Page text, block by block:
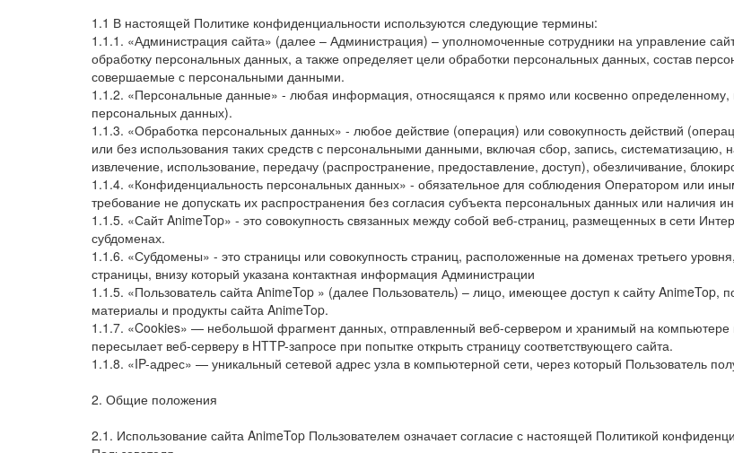
1.1 В настоящей Политике конфиденциальности используются следующие термины:
1.1.1. «Администрация сайта» (далее – Администрация) – уполномоченные сотрудники на управление
обработку персональных данных, а также определяет цели обработки персональных данных, состав
совершаемые с персональными данными.
1.1.2. «Персональные данные» - любая информация, относящаяся к прямо или косвенно
персональных данных).
1.1.3. «Обработка персональных данных» - любое действие (операция) или совокупность действий
или без использования таких средств с персональными данными, включая сбор, запись,
извлечение, использование, передачу (распространение, предоставление, доступ), обезличивание,
1.1.4. «Конфиденциальность персональных данных» - обязательное для соблюдения Оператором или
требование не допускать их распространения без согласия субъекта персональных данных или наличия
1.1.5. «Сайт AnimeTop» - это совокупность связанных между собой веб-страниц, размещенных в сети
субдоменах.
1.1.6. «Субдомены» - это страницы или совокупность страниц, расположенные на доменах третьего
страницы, внизу который указана контактная информация Администрации
1.1.5. «Пользователь сайта AnimeTop » (далее Пользователь) – лицо, имеющее доступ к сайту
материалы и продукты сайта AnimeTop.
1.1.7. «Cookies» — небольшой фрагмент данных, отправленный веб-сервером и хранимый на компьютере
пересылает веб-серверу в HTTP-запросе при попытке открыть страницу соответствующего сайта.
1.1.8. «IP-адрес» — уникальный сетевой адрес узла в компьютерной сети, через который Пользователь
2. Общие положения
2.1. Использование сайта AnimeTop Пользователем означает согласие с настоящей Политикой